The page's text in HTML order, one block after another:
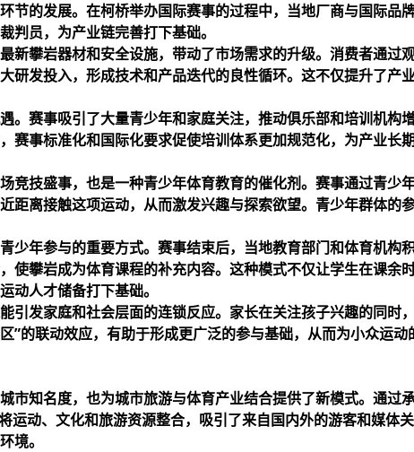
节的发展。在柯桥举办国际赛事的过程中，当地厂商与国际品
判员，为产业链完善打下基础。
新攀岩器材和安全设施，带动了市场需求的升级。消费者通过
研发投入，形成技术和产品迭代的良性循环。这不仅提升了产
。赛事吸引了大量青少年和家庭关注，推动俱乐部和培训机构
赛事标准化和国际化要求促使培训体系更加规范化，为产业长
竞技盛事，也是一种青少年体育教育的催化剂。赛事通过青少
距离接触这项运动，从而激发兴趣与探索欲望。青少年群体的
少年参与的重要方式。赛事结束后，当地教育部门和体育机构
使攀岩成为体育课程的补充内容。这种模式不仅让学生在课余
动人才储备打下基础。
引发家庭和社会层面的连锁反应。家长在关注孩子兴趣的同时
”的联动效应，有助于形成更广泛的参与基础，从而为小众运
市知名度，也为城市旅游与体育产业结合提供了新模式。通过
运动、文化和旅游资源整合，吸引了来自国内外的游客和媒体
境。